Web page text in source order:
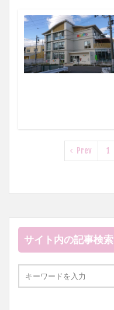
出張レッ
Prev 1
サイト内の記事検